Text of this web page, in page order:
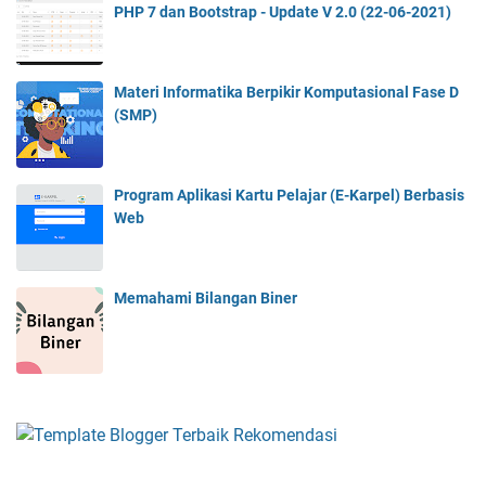
PHP 7 dan Bootstrap - Update V 2.0 (22-06-2021)
Materi Informatika Berpikir Komputasional Fase D
(SMP)
Program Aplikasi Kartu Pelajar (E-Karpel) Berbasis
Web
Memahami Bilangan Biner